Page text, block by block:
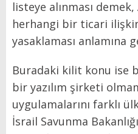
listeye alınması
herhangi bir ticari
yasaklaması anlamına
Buradaki kilit konu ise
bir yazılım şirketi
uygulamalarını farklı
İsrail Savunma